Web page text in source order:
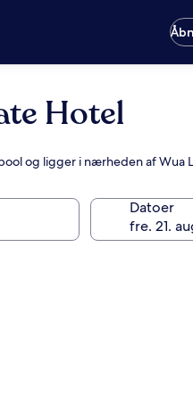
Hotel
og ligger i nærheden af Wua
Datoer